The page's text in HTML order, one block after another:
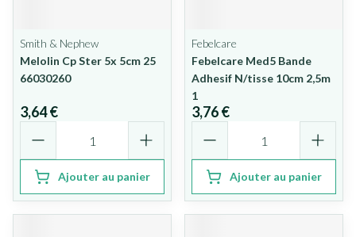
Smith & Nephew
Melolin Cp Ster 5x 5cm 25
66030260
3,64 €
Ajouter au panier
Febelcare
Febelcare Med5 Bande
Adhesif N/tisse 10cm 2,5m
1
3,76 €
Ajouter au panier